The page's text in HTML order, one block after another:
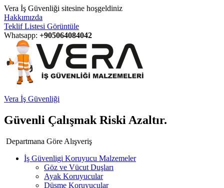
Vera İş Güvenliği sitesine hoşgeldiniz
Hakkımızda
Teklif Listesi Görüntüle
Whatsapp: +905064084042
Vera İş Güvenliği
Güvenli Çalışmak Riski Azaltır.
Departmana Göre Alışveriş
İş Güvenligi Koruyucu Malzemeler
Göz ve Vücut Duşları
Ayak Koruyucular
Düşme Koruyucular